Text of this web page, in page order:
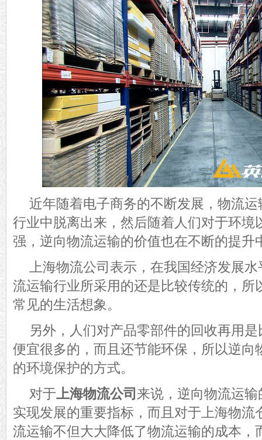
近年随着电子商务的不断发展，物流
行业中脱离出来，然后随着人们对于环境
强，逆向物流运输的价值也在不断的提升
上海物流公司表示， 在我国经济发展水
流运输行业所采用的还是比较传统的，所
常见的生活想象。
另外 ，人们对产品零部件的回收再用是
便宜很多的，而且还节能环保，所以逆向
的环境保护的方式。
对于上海物流公司 来说，逆向物流运
实现发展的重要指标，而且对于上海物流
流运输不但大大降低了物流运输的成本，